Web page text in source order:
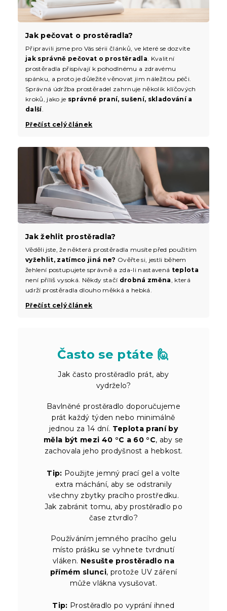
Jak žehlit prostěradla?
Věděli jste, že některá prostěradla musíte před použitím
vyžehlit, zatímco jiná ne? Ověřte si, jestli během
žehlení postupujete správně a zda-li nastavená teplota
není příliš vysoká. Někdy stačí drobná změna, která
udrží prostěradla dlouho měkká a hebká.
Přečíst celý článek
Jak pečovat o prostěradla?
Připravili jsme pro Vás sérii článků, ve které se dozvíte
jak správně pečovat o prostěradla . Kvalitní
prostěradla přispívají k pohodlnému a zdravému
spánku, a proto je důležité věnovat jim náležitou péči.
Správná údržba prostěradel zahrnuje několik klíčových
kroků, jako je správné praní, sušení, skladování a
další.
Přečíst celý článek
Často se ptáte 🙋
Jak často prostěradlo prát, aby
vydrželo?
Bavlněné prostěradlo doporučujeme
prát každý týden nebo minimálně
jednou za 14 dní. Teplota praní by
měla být mezi 40 °C a 60 °C, aby se
zachovala jeho prodyšnost a hebkost.
Tip: Použijte jemný prací gel a volte
extra máchání, aby se odstranily
všechny zbytky pracího prostředku.
Jak zabránit tomu, aby prostěradlo po
čase ztvrdlo?
Používáním jemného pracího gelu
místo prášku se vyhnete tvrdnutí
vláken. Nesušte prostěradlo na
přímém slunci, protože UV záření
může vlákna vysušovat.
Tip: Prostěradlo po vyprání ihned